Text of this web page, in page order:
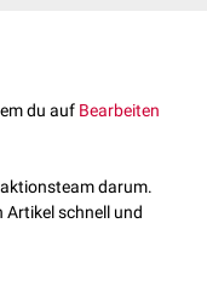
du auf Bearbeiten
darum.
Artikel schnell und